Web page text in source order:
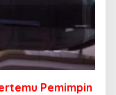
Pemimpin